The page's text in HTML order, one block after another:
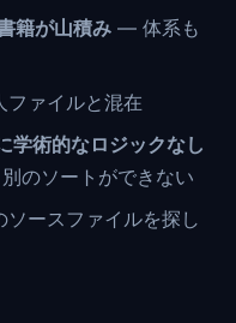
籍が山積み — 体系も
ァイルと混在
術的なロジックなし
のソートができない
ースファイルを探し